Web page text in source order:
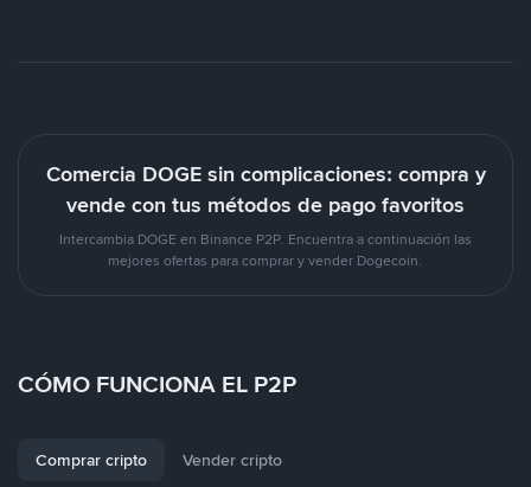
Comercia DOGE sin complicaciones: compra y
vende con tus métodos de pago favoritos
Intercambia DOGE en Binance P2P. Encuentra a continuación las
mejores ofertas para comprar y vender Dogecoin.
CÓMO FUNCIONA EL P2P
Comprar cripto Vender cripto